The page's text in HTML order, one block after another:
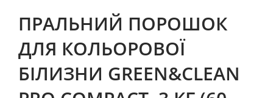
ПРАЛЬНИЙ ПОРОШОК
ДЛЯ КОЛЬОРОВОЇ
БІЛИЗНИ GREEN&CLEAN